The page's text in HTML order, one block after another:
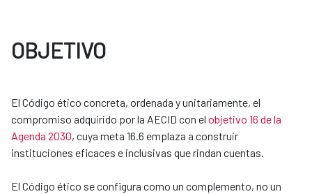
OBJETIVO
El Código ético concreta, ordenada y unitariamente, el
compromiso adquirido por la AECID con el objetivo 16 de la
Agenda 2030, cuya meta 16.6 emplaza a construir
instituciones eficaces e inclusivas que rindan cuentas.
El Código ético se configura como un complemento, no un